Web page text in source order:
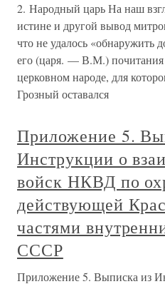
2. Народный царь На наш
истине и другой вывод
что не удалось «обнаружить
его (царя. — В.М.) почитания
церковном народе, для
Грозный оставался
Приложение 5.
Инструкции о
войск НКВД по
действующей
частями
СССР
Приложение 5. Выписка из